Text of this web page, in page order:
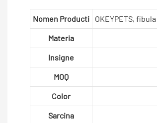
Nomen Producti OKEYPETS,
Materia
Insigne
MOQ
Color
Sarcina